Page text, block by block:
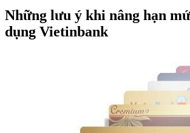
Những lưu ý khi nâng hạn
dụng Vietinbank